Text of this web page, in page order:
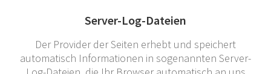
Server-Log-Dateien
Der Provider der Seiten erhebt und speichert
automatisch Informationen in sogenannten Server-